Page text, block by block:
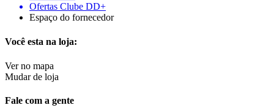
Ofertas Clube DD+
Espaço do fornecedor
Você esta na loja:
Ver no mapa
Mudar de loja
Fale com a gente